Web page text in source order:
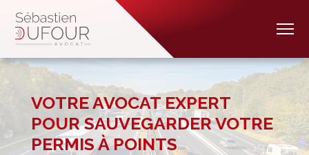
VOTRE AVOCAT EXPERT
POUR SAUVEGARDER VOTRE
PERMIS À POINTS